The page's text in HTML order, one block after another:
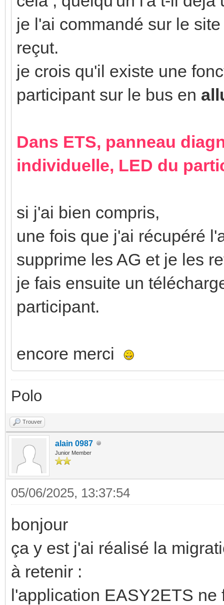
je l'ai commandé sur le
reçut.
je crois qu'il existe une
participant sur le bus en
Dans ETS, panneau
individuelle, LED du
si j'ai bien compris,
une fois que j'ai récupéré
supprime les AG et je les
je fais ensuite un
participant.
encore merci
Polo
Trouver
alain 0987
Junior Member
05/06/2025, 13:37:54
bonjour
ça y est j'ai réalisé la
à retenir :
l'application EASY2ETS